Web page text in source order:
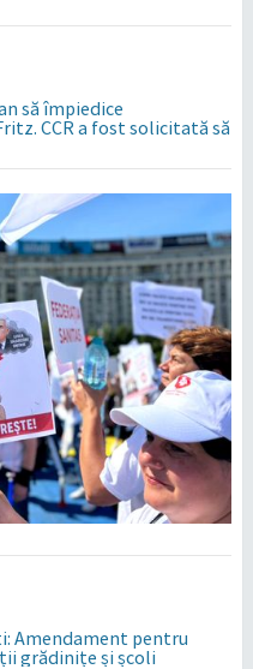
să împiedice
CCR a fost solicitată să
Amendament pentru
grădinițe și școli